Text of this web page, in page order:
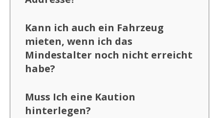
Kann ich auch ein Fahrzeug
mieten, wenn ich das
Mindestalter noch nicht erreicht
habe?
Muss Ich eine Kaution
hinterlegen?